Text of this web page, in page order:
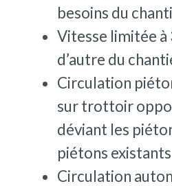
besoins du
Vitesse limitée
d’autre du
Circulation
sur trottoir
déviant les
piétons existants
Circulation